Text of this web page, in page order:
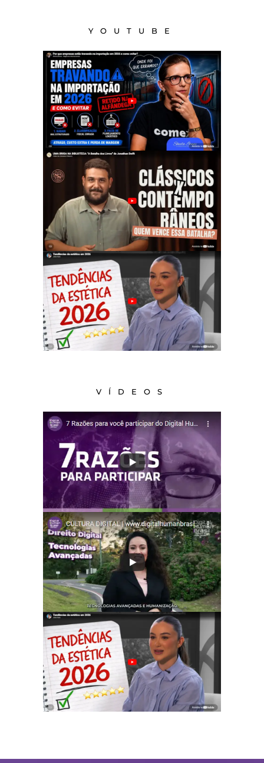
YOUTUBE
VÍDEOS